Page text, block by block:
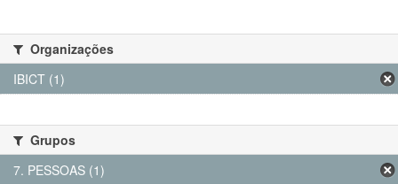
Organizações
IBICT (1)
Grupos
7. PESSOAS (1)